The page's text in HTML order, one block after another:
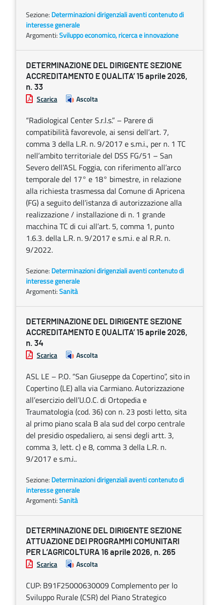
Sezione: Determinazioni dirigenziali aventi contenuto di
interesse generale
Argomenti:Sviluppo economico, ricerca e innovazione
DETERMINAZIONE DEL DIRIGENTE SEZIONE
ACCREDITAMENTO E QUALITA’ 15 aprile 2026,
n. 33
Scarica Ascolta
“Radiological Center S.r.l.s.” – Parere di
compatibilità favorevole, ai sensi dell’art. 7,
comma 3 della L.R. n. 9/2017 e s.m.i., per n. 1 TC
nell’ambito territoriale del DSS FG/51 – San
Severo dell’ASL Foggia, con riferimento all’arco
temporale del 17° e 18° bimestre, in relazione
alla richiesta trasmessa dal Comune di Apricena
(FG) a seguito dell’istanza di autorizzazione alla
realizzazione / installazione di n. 1 grande
macchina TC di cui all’art. 5, comma 1, punto
1.6.3. della L.R. n. 9/2017 e s.m.i. e al R.R. n.
9/2022.
Sezione: Determinazioni dirigenziali aventi contenuto di
interesse generale
Argomenti:Sanità
DETERMINAZIONE DEL DIRIGENTE SEZIONE
ACCREDITAMENTO E QUALITA’ 15 aprile 2026,
n. 34
Scarica Ascolta
ASL LE – P.O. “San Giuseppe da Copertino”, sito in
Copertino (LE) alla via Carmiano. Autorizzazione
all’esercizio dell’U.O.C. di Ortopedia e
Traumatologia (cod. 36) con n. 23 posti letto, sita
al primo piano scala B ala sud del corpo centrale
del presidio ospedaliero, ai sensi degli artt. 3,
comma 3, lett. c) e 8, comma 3 della L.R. n.
9/2017 e s.m.i..
Sezione: Determinazioni dirigenziali aventi contenuto di
interesse generale
Argomenti:Sanità
DETERMINAZIONE DEL DIRIGENTE SEZIONE
ATTUAZIONE DEI PROGRAMMI COMUNITARI
PER L’AGRICOLTURA 16 aprile 2026, n. 265
Scarica Ascolta
CUP: B91F25000630009 Complemento per lo
Sviluppo Rurale (CSR) del Piano Strategico